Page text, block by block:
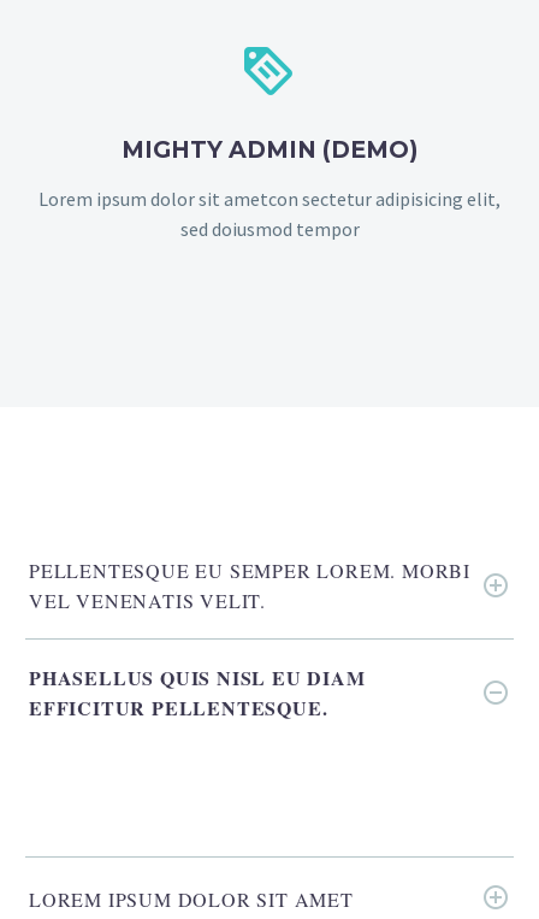


MIGHTY ADMIN (DEMO)
Lorem ipsum dolor sit ametcon sectetur adipisicing elit,
sed doiusmod tempor
PELLENTESQUE EU SEMPER LOREM. MORBI
VEL VENENATIS VELIT.
PHASELLUS QUIS NISL EU DIAM
EFFICITUR PELLENTESQUE.
LOREM IPSUM DOLOR SIT AMET